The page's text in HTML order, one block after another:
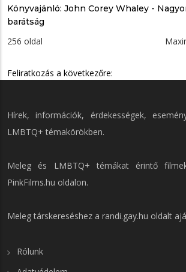
Könyvajánló: John Corey Whaley -
barátság
256 oldal Maxim
Feliratkozás a következőre:
Hírek, információk, érdekességek,
LMBTQ+ témakörökben.
Meleg és LMBTQ+ témákat érintő
PinkFilms.hu oldalon.
Meleg társkereséshez a randi.gay.hu oldalt
Rólunk